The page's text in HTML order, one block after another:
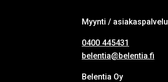
Myynti / asiakaspalvelu
0400 445431
belentia@belentia.fi
Belentia Oy